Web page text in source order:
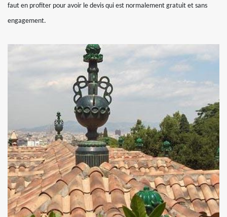
faut en profiter pour avoir le devis qui est normalement gratuit et sans
engagement.